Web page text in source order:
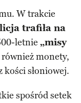
W trakcie
trafiła na
letnie „misy
monety,
kości słoniowej.
spośród setek